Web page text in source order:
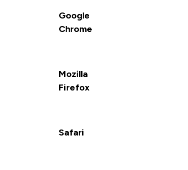
Google
Chrome
Mozilla
Firefox
Safari